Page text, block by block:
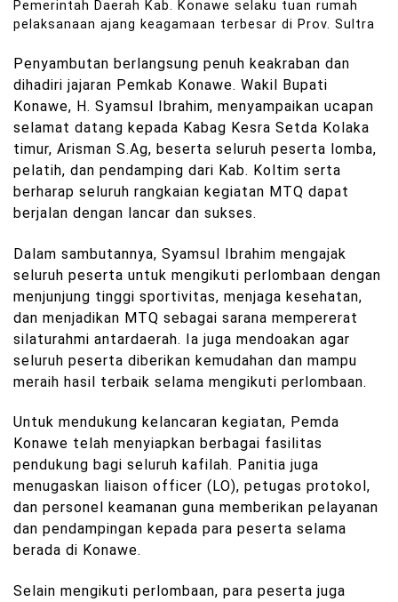
Pemerintah Daerah Kab. Konawe selaku tuan rumah
pelaksanaan ajang keagamaan terbesar di Prov. Sultra
Penyambutan berlangsung penuh keakraban dan
dihadiri jajaran Pemkab Konawe. Wakil Bupati
Konawe, H. Syamsul Ibrahim, menyampaikan ucapan
selamat datang kepada Kabag Kesra Setda Kolaka
timur, Arisman S.Ag, beserta seluruh peserta lomba,
pelatih, dan pendamping dari Kab. Koltim serta
berharap seluruh rangkaian kegiatan MTQ dapat
berjalan dengan lancar dan sukses.
Dalam sambutannya, Syamsul Ibrahim mengajak
seluruh peserta untuk mengikuti perlombaan dengan
menjunjung tinggi sportivitas, menjaga kesehatan,
dan menjadikan MTQ sebagai sarana mempererat
silaturahmi antardaerah. Ia juga mendoakan agar
seluruh peserta diberikan kemudahan dan mampu
meraih hasil terbaik selama mengikuti perlombaan.
Untuk mendukung kelancaran kegiatan, Pemda
Konawe telah menyiapkan berbagai fasilitas
pendukung bagi seluruh kafilah. Panitia juga
menugaskan liaison officer (LO), petugas protokol,
dan personel keamanan guna memberikan pelayanan
dan pendampingan kepada para peserta selama
berada di Konawe.
Selain mengikuti perlombaan, para peserta juga